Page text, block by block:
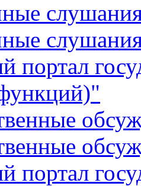
портал
портал